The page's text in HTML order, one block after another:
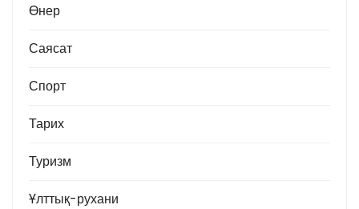
Өнер
Саясат
Спорт
Тарих
Туризм
Ұлттық-рухани